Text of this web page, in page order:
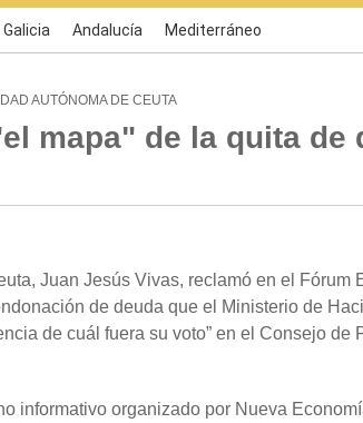
Galicia Andalucía Mediterráneo
AUTÓNOMA DE CEUTA
mapa" de la quita de
Juan Jesús Vivas, reclamó en el Fórum
de deuda que el Ministerio de
de cuál fuera su voto” en el Consejo de
informativo organizado por Nueva